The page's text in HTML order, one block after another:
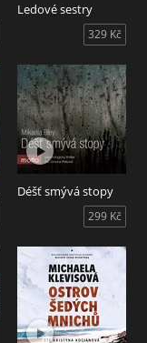
Ledové sestry
329 Kč
Déšť smývá stopy
299 Kč